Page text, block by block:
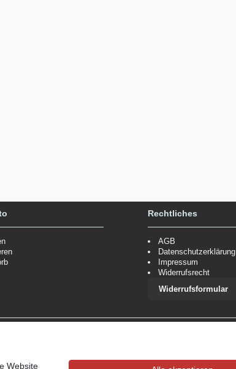
Rechtliches
AGB
Datenschutzerklärung
Impressum
Widerrufsrecht
Widerrufsformular
Website